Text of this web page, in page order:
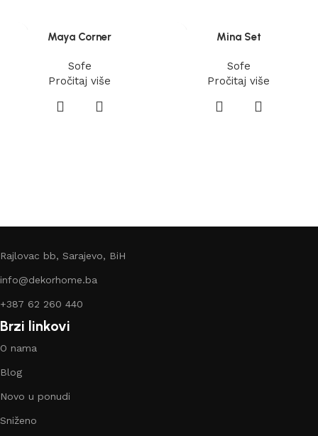
Maya Corner
Sofe
Pročitaj više
Mina Set
Sofe
Pročitaj više
Rajlovac bb, Sarajevo, BiH
info@dekorhome.ba
+387 62 260 440
Brzi linkovi
O nama
Blog
Novo u ponudi
Sniženo